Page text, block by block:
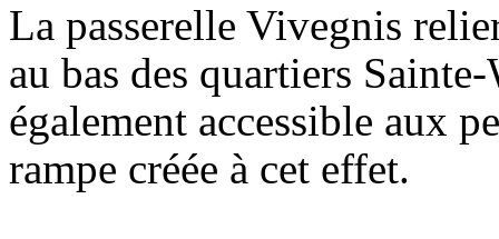
La passerelle Vivegnis
au bas des quartiers
également accessible aux
rampe créée à cet effet.